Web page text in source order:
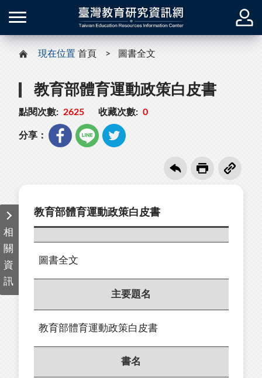
現在位置 首頁 圖書全文
教育部體育運動政策白皮書
點閱次數: 2625 收藏次數: 0
分享：
相
關
資
訊
教育部體育運動政策白皮書
圖書全文
主要題名
教育部體育運動政策白皮書
書名